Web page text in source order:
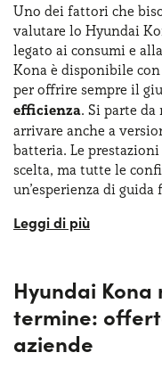
Uno dei fattori che
valutare lo Hyundai
legato ai consumi e
Kona è disponibile
per offrire sempre il
efficienza. Si parte
arrivare anche a
batteria. Le
scelta, ma tutte le
un’esperienza di guida
La Kona elettrica, ad
cv. Molto interessanti
autonomia
, con la
chilometri di
da 65,4 kWh arriva
Hyundai
termine:
aziende